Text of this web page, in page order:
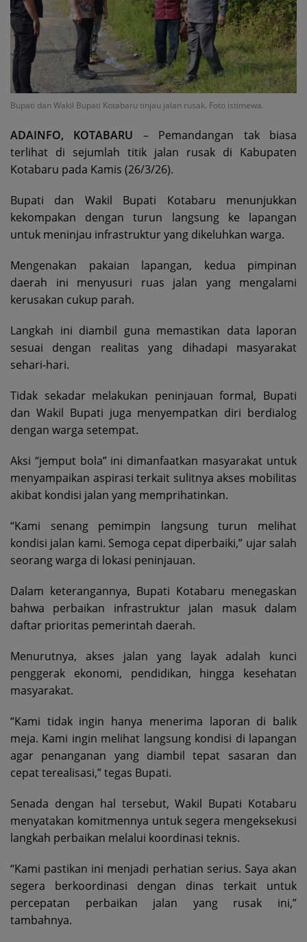
Bupati dan Wakil Bupati Kotabaru tinjau jalan rusak. Foto istimewa.
ADAINFO, KOTABARU – Pemandangan tak biasa
terlihat di sejumlah titik jalan rusak di Kabupaten
Kotabaru pada Kamis (26/3/26).
Bupati dan Wakil Bupati Kotabaru menunjukkan
kekompakan dengan turun langsung ke lapangan
untuk meninjau infrastruktur yang dikeluhkan warga.
Mengenakan pakaian lapangan, kedua pimpinan
daerah ini menyusuri ruas jalan yang mengalami
kerusakan cukup parah.
Langkah ini diambil guna memastikan data laporan
sesuai dengan realitas yang dihadapi masyarakat
sehari-hari.
Tidak sekadar melakukan peninjauan formal, Bupati
dan Wakil Bupati juga menyempatkan diri berdialog
dengan warga setempat.
Aksi “jemput bola” ini dimanfaatkan masyarakat untuk
menyampaikan aspirasi terkait sulitnya akses mobilitas
akibat kondisi jalan yang memprihatinkan.
“Kami senang pemimpin langsung turun melihat
kondisi jalan kami. Semoga cepat diperbaiki,” ujar salah
seorang warga di lokasi peninjauan.
Dalam keterangannya, Bupati Kotabaru menegaskan
bahwa perbaikan infrastruktur jalan masuk dalam
daftar prioritas pemerintah daerah.
Menurutnya, akses jalan yang layak adalah kunci
penggerak ekonomi, pendidikan, hingga kesehatan
masyarakat.
“Kami tidak ingin hanya menerima laporan di balik
meja. Kami ingin melihat langsung kondisi di lapangan
agar penanganan yang diambil tepat sasaran dan
cepat terealisasi,” tegas Bupati.
Senada dengan hal tersebut, Wakil Bupati Kotabaru
menyatakan komitmennya untuk segera mengeksekusi
langkah perbaikan melalui koordinasi teknis.
“Kami pastikan ini menjadi perhatian serius. Saya akan
segera berkoordinasi dengan dinas terkait untuk
percepatan perbaikan jalan yang rusak ini,”
tambahnya.